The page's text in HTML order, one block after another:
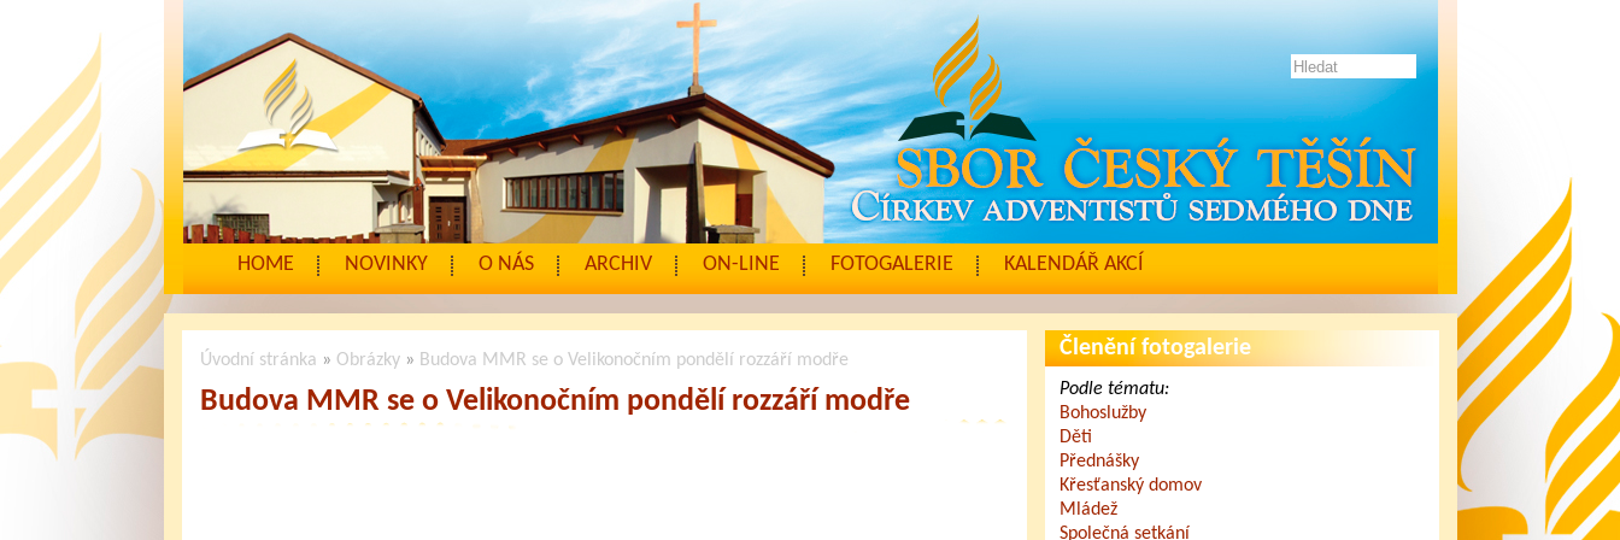
HOME NOVINKY O NÁS ARCHIV ON-LINE FOTOGALERIE KALENDÁŘ AKCÍ
Úvodní stránka » Obrázky» Budova MMR se o Velikonočním pondělí rozzáří modře
Budova MMR se o Velikonočním pondělí rozzáří modře
Členění fotogalerie
Podle tématu:
Bohoslužby
Děti
Přednášky
Křesťanský domov
Mládež
Společná setkání